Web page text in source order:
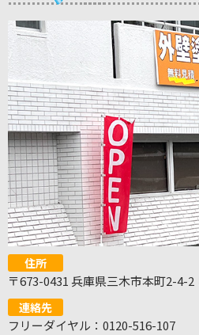
住所
〒673-0431 兵庫県三木市本町2-4-2
連絡先
フリーダイヤル：0120-516-107